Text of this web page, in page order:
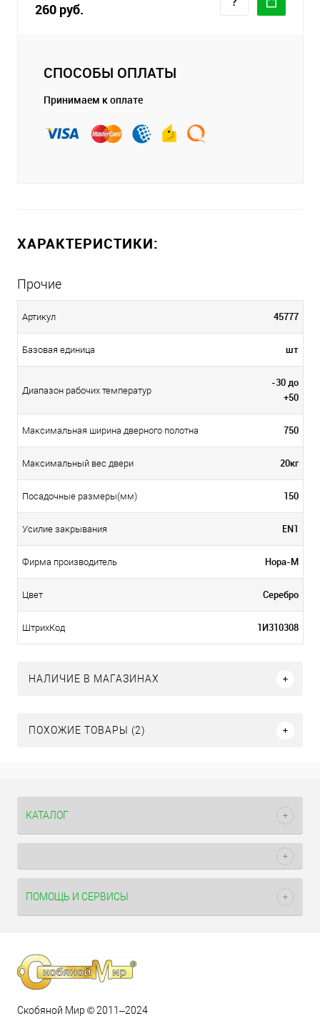
260 руб.
СПОСОБЫ ОПЛАТЫ
Принимаем к оплате
ХАРАКТЕРИСТИКИ:
Прочие
Артикул 45777
Базовая единица шт
Диапазон рабочих температур
-30 до
+50
Максимальная ширина дверного полотна 750
Максимальный вес двери 20кг
Посадочные размеры(мм) 150
Усилие закрывания EN1
Фирма производитель Нора-М
Цвет Серебро
ШтрихКод 1И310308
НАЛИЧИЕ В МАГАЗИНАХ
ПОХОЖИЕ ТОВАРЫ (2)
КАТАЛОГ
ПОМОЩЬ И СЕРВИСЫ
Скобяной Мир © 2011–2024